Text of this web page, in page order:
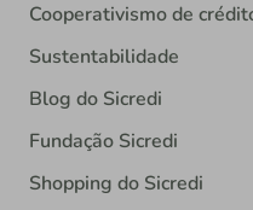
Cooperativismo de
Sustentabilidade
Blog do Sicredi
Fundação Sicredi
Shopping do Sicredi